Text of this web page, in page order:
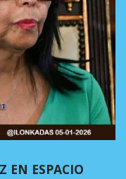
EN ESPACIO